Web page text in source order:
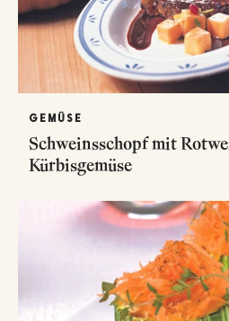
GEMÜSE
Schweinsschopf mit
Kürbisgemüse